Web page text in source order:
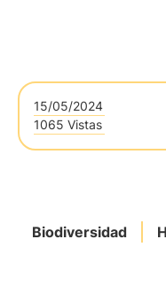
15/05/2024
1065 Vistas
Biodiversidad